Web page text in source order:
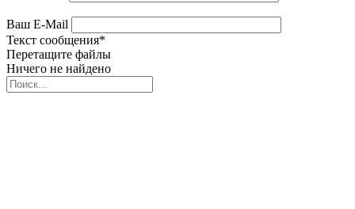
Ваш E-Mail
Текст сообщения*
Перетащите файлы
Ничего не найдено